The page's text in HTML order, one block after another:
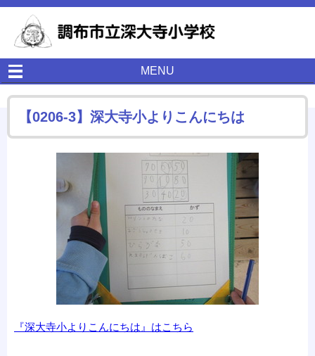
MENU
【0206-3】深大寺小よりこんにちは
『深大寺小よりこんにちは』はこちら